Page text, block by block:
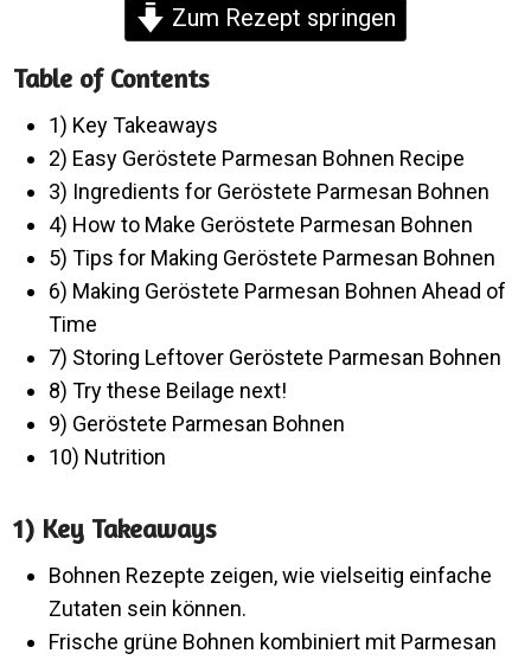
Zum Rezept springen
Table of Contents
1) Key Takeaways
2) Easy Geröstete Parmesan Bohnen Recipe
3) Ingredients for Geröstete Parmesan Bohnen
4) How to Make Geröstete Parmesan Bohnen
5) Tips for Making Geröstete Parmesan Bohnen
6) Making Geröstete Parmesan Bohnen Ahead of
Time
7) Storing Leftover Geröstete Parmesan Bohnen
8) Try these Beilage next!
9) Geröstete Parmesan Bohnen
10) Nutrition
1) Key Takeaways
Bohnen Rezepte zeigen, wie vielseitig einfache
Zutaten sein können.
Frische grüne Bohnen kombiniert mit Parmesan